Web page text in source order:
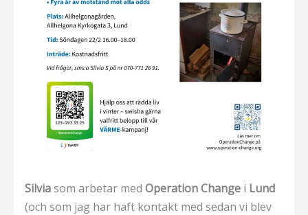
Silviasom arbetar med Operation Change i Lund
(och som jag har haft kontakt med sedan vi blev